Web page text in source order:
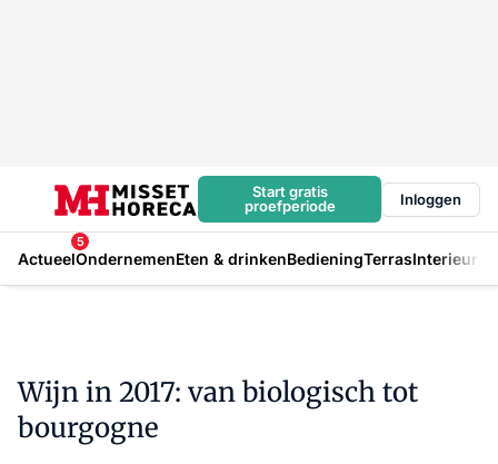
Start gratis
proefperiode
Inloggen
Actueel
5
OndernemenEten & drinkenBedieningTerrasInterieur
Wijn in 2017: van biologisch tot
bourgogne